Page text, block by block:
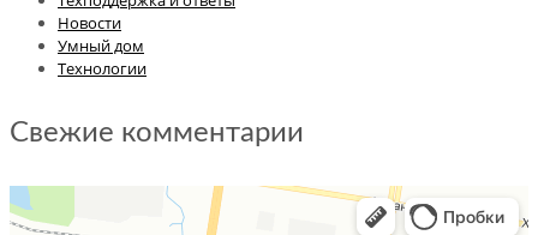
Новости
Умный дом
Технологии
Свежие комментарии